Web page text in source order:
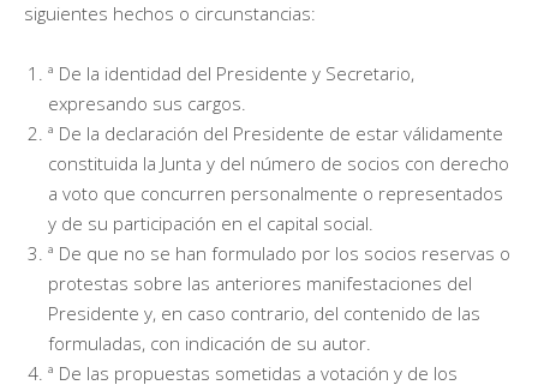
siguientes hechos o circunstancias:
ª De la identidad del Presidente y Secretario,
expresando sus cargos.
ª De la declaración del Presidente de estar válidamente
constituida la Junta y del número de socios con derecho
a voto que concurren personalmente o representados
y de su participación en el capital social.
ª De que no se han formulado por los socios reservas o
protestas sobre las anteriores manifestaciones del
Presidente y, en caso contrario, del contenido de las
formuladas, con indicación de su autor.
ª De las propuestas sometidas a votación y de los